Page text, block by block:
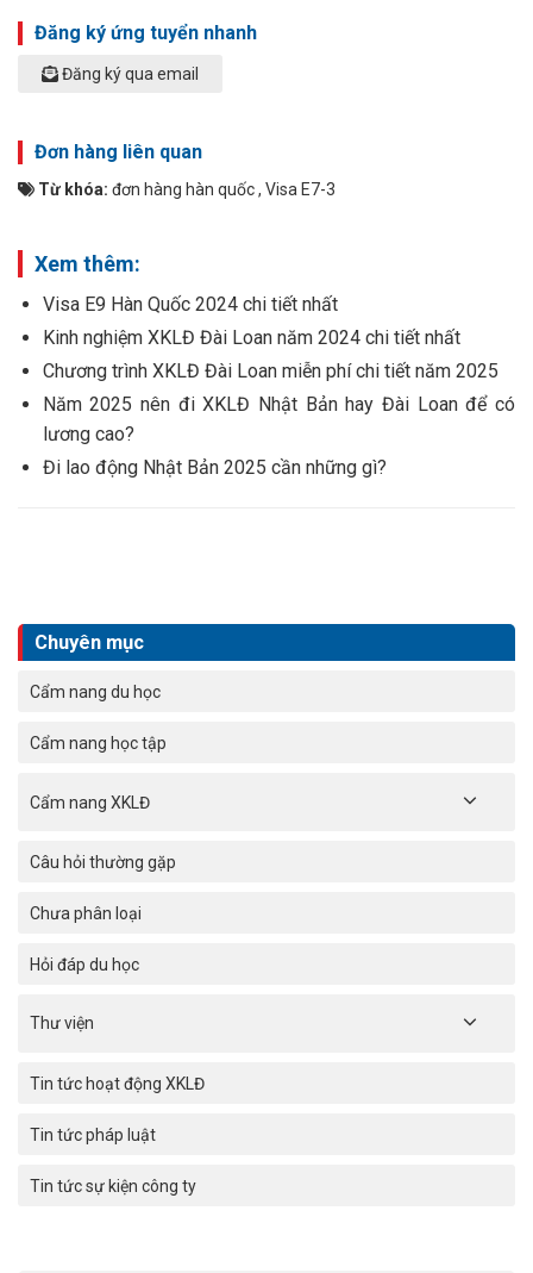
Chuyên mục
Cẩm nang du học
Cẩm nang học tập
Cẩm nang XKLĐ
Câu hỏi thường gặp
Chưa phân loại
Hỏi đáp du học
Thư viện
Tin tức hoạt động XKLĐ
Tin tức pháp luật
Tin tức sự kiện công ty
Đăng ký ứng tuyển nhanh
Đăng ký qua email
Đơn hàng liên quan
Từ khóa: đơn hàng hàn quốc, Visa E7-3
Xem thêm:
Visa E9 Hàn Quốc 2024 chi tiết nhất
Kinh nghiệm XKLĐ Đài Loan năm 2024 chi tiết nhất
Chương trình XKLĐ Đài Loan miễn phí chi tiết năm 2025
Năm 2025 nên đi XKLĐ Nhật Bản hay Đài Loan để có
lương cao?
Đi lao động Nhật Bản 2025 cần những gì?